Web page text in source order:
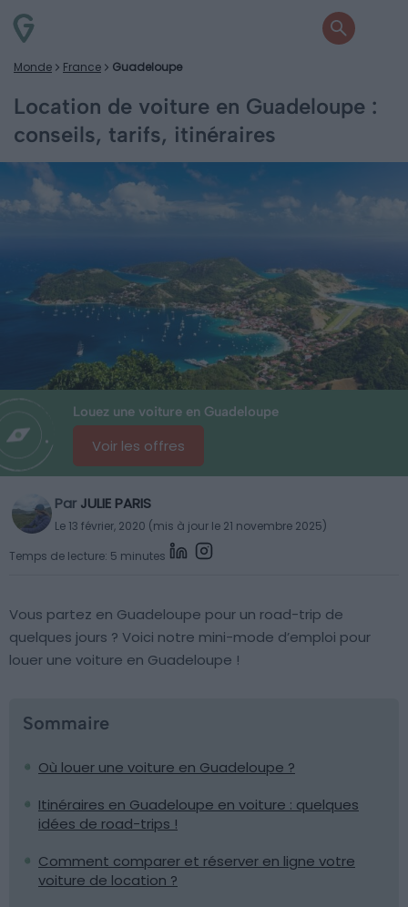
Monde France Guadeloupe
Location de voiture en Guadeloupe :
conseils, tarifs, itinéraires
Louez une voiture en Guadeloupe
Voir les offres
Par JULIE PARIS
Le 13 février, 2020 (mis à jour le 21 novembre 2025)
Temps de lecture: 5 minutes
Vous partez en Guadeloupe pour un road-trip de
quelques jours ? Voici notre mini-mode d’emploi pour
louer une voiture en Guadeloupe !
Sommaire
Où louer une voiture en Guadeloupe ?
Itinéraires en Guadeloupe en voiture : quelques
idées de road-trips !
Comment comparer et réserver en ligne votre
voiture de location ?